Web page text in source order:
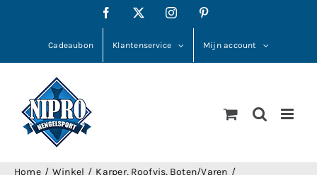
Facebook Instagram
Cadeaubon Klantenservice Mijn account
Home Winkel Karper Roofvis Boten/Varen